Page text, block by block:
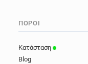
ΠΌΡΟΙ
Κατάσταση
Blog